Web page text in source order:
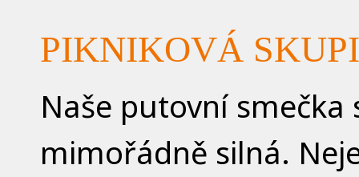
PIKNIKOVÁ
Naše putovní
mimořádně silná.